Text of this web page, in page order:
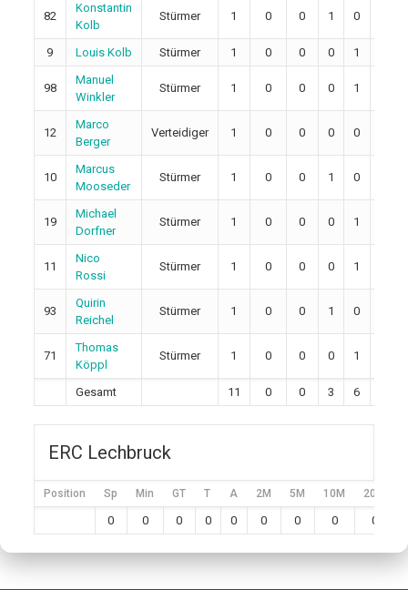
82
Konstantin
Kolb
Stürmer 1 0 0 1 0
9 Louis Kolb Stürmer 1 0 0 0 1
98
Manuel
Winkler
Stürmer 1 0 0 0 1
12
Marco
Berger
Verteidiger 1 0 0 0 0
10
Marcus
Mooseder
Stürmer 1 0 0 1 0
19
Michael
Dorfner
Stürmer 1 0 0 0 1
11
Nico
Rossi
Stürmer 1 0 0 0 1
93
Quirin
Reichel
Stürmer 1 0 0 1 0
71
Thomas
Köppl
Stürmer 1 0 0 0 1
Gesamt 11 0 0 3 6
ERC Lechbruck
Position Sp Min GT T A 2M 5M 10M 20M
0 0 0 0 0 0 0 0 0